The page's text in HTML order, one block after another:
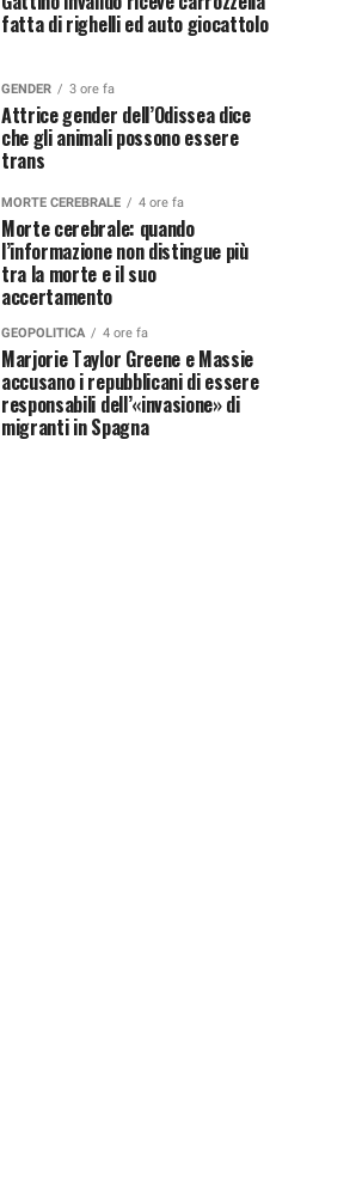
fatta di righelli ed auto giocattolo
GENDER 3 ore fa
Attrice gender dell’Odissea dice
che gli animali possono essere
trans
MORTE CEREBRALE 4 ore fa
Morte cerebrale: quando
l’informazione non distingue più
tra la morte e il suo
accertamento
GEOPOLITICA 4 ore fa
Marjorie Taylor Greene e Massie
accusano i repubblicani di essere
responsabili dell’«invasione» di
migranti in Spagna